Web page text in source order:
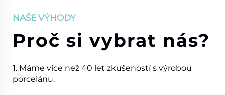
NAŠE VÝHODY
Proč si vybrat nás?
1. Máme více než 40 let zkušeností s výrobou
porcelánu.